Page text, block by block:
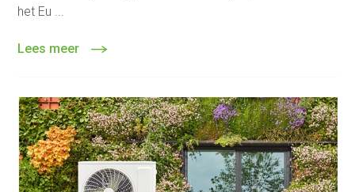
het Eu ...
Lees meer